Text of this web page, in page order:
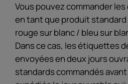
Vous pouvez commander
en tant que produit
rouge sur blanc / bleu sur
Dans ce cas, les étiquettes
envoyées en deux jours
standards commandés